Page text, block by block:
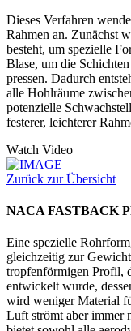
Dieses Verfahren
Rahmen an. Zunächst
besteht, um spezielle
Blase, um die
pressen. Dadurch
alle Hohlräume
potenzielle
festerer, leichterer
Watch Video
Zurück zur Übersicht
NACA FASTBACK
Eine spezielle
gleichzeitig zur
tropfenförmigen Profil,
entwickelt wurde,
wird weniger Material
Luft strömt aber immer